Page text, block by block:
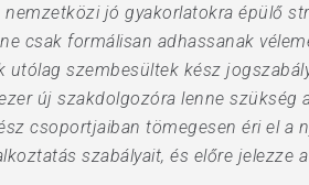
nemzetközi jó gyakorlatokra épülő
csak formálisan adhassanak
utólag szembesültek kész
új szakdolgozóra lenne
csoportjaiban tömegesen éri el a
szabályait, és előre jelezze